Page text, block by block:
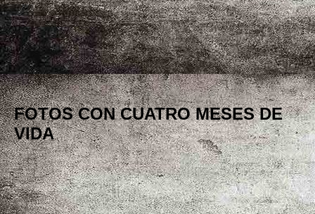
FOTOS CON CUATRO MESES DE
VIDA